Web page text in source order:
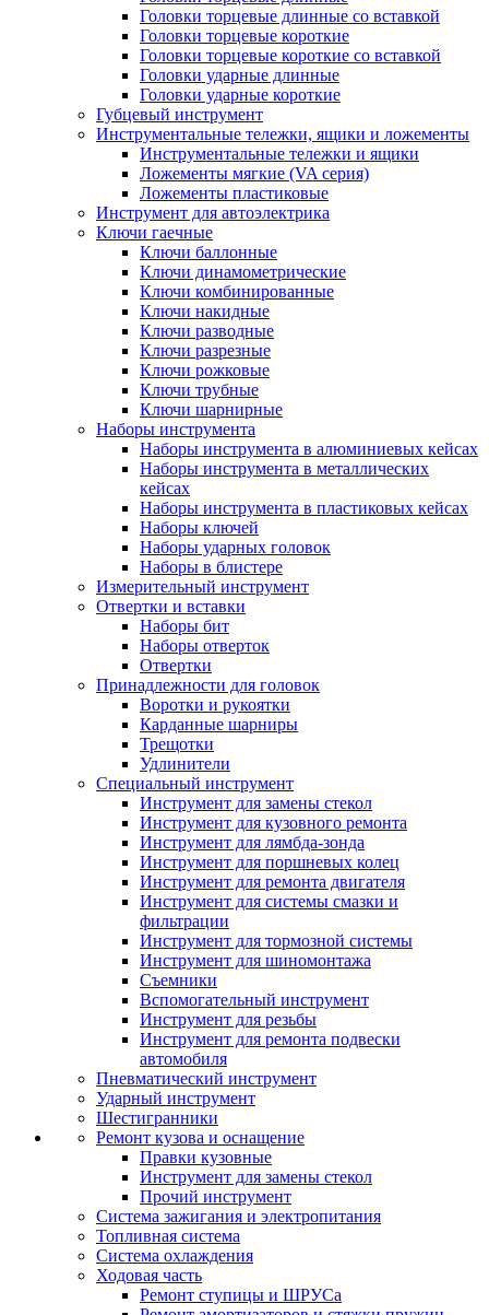
Головки торцевые длинные со вставкой
Головки торцевые короткие
Головки торцевые короткие со вставкой
Головки ударные длинные
Головки ударные короткие
Губцевый инструмент
Инструментальные тележки, ящики и ложементы
Инструментальные тележки и ящики
Ложементы мягкие (VA серия)
Ложементы пластиковые
Инструмент для автоэлектрика
Ключи гаечные
Ключи баллонные
Ключи динамометрические
Ключи комбинированные
Ключи накидные
Ключи разводные
Ключи разрезные
Ключи рожковые
Ключи трубные
Ключи шарнирные
Наборы инструмента
Наборы инструмента в алюминиевых кейсах
Наборы инструмента в металлических
кейсах
Наборы инструмента в пластиковых кейсах
Наборы ключей
Наборы ударных головок
Наборы в блистере
Измерительный инструмент
Отвертки и вставки
Наборы бит
Наборы отверток
Отвертки
Принадлежности для головок
Воротки и рукоятки
Карданные шарниры
Трещотки
Удлинители
Специальный инструмент
Инструмент для замены стекол
Инструмент для кузовного ремонта
Инструмент для лямбда-зонда
Инструмент для поршневых колец
Инструмент для ремонта двигателя
Инструмент для системы смазки и
фильтрации
Инструмент для тормозной системы
Инструмент для шиномонтажа
Съемники
Вспомогательный инструмент
Инструмент для резьбы
Инструмент для ремонта подвески
автомобиля
Пневматический инструмент
Ударный инструмент
Шестигранники
Ремонт кузова и оснащение
Правки кузовные
Инструмент для замены стекол
Прочий инструмент
Система зажигания и электропитания
Топливная система
Система охлаждения
Ходовая часть
Ремонт ступицы и ШРУСа